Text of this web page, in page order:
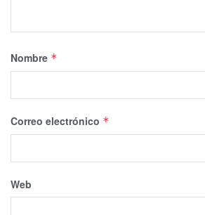
Nombre *
Correo electrónico *
Web